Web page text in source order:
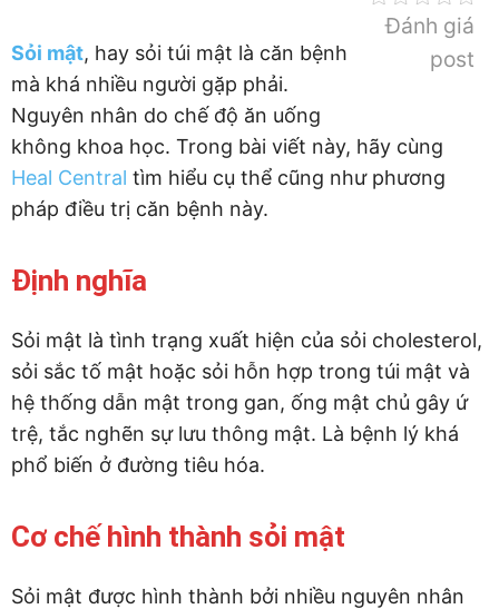
Đánh giá
post
Sỏi mật, hay sỏi túi mật là căn bệnh
mà khá nhiều người gặp phải.
Nguyên nhân do chế độ ăn uống
không khoa học. Trong bài viết này, hãy cùng
Heal Central tìm hiểu cụ thể cũng như phương
pháp điều trị căn bệnh này.
Định nghĩa
Sỏi mật là tình trạng xuất hiện của sỏi cholesterol,
sỏi sắc tố mật hoặc sỏi hỗn hợp trong túi mật và
hệ thống dẫn mật trong gan, ống mật chủ gây ứ
trệ, tắc nghẽn sự lưu thông mật. Là bệnh lý khá
phổ biến ở đường tiêu hóa.
Cơ chế hình thành sỏi mật
Sỏi mật được hình thành bởi nhiều nguyên nhân